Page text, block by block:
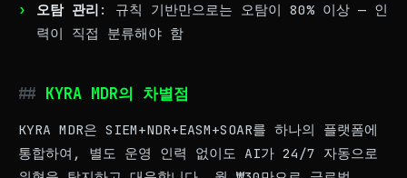
오탐 관리 : 규칙 기반만으로는 오탐이 80% 이상 — 인
력이 직접 분류해야 함
KYRA MDR의 차별점
KYRA MDR은 SIEM+NDR+EASM+SOAR를 하나의 플랫폼에
통합하여, 별도 운영 인력 없이도 AI가 24/7 자동으로